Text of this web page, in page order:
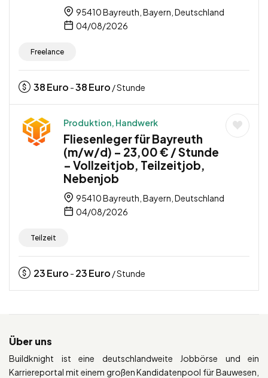
95410 Bayreuth, Bayern, Deutschland
04/08/2026
Freelance
38Euro -38Euro / Stunde
Produktion, Handwerk
Fliesenleger für Bayreuth
(m/w/d) – 23,00 € / Stunde
– Vollzeitjob, Teilzeitjob,
Nebenjob
95410 Bayreuth, Bayern, Deutschland
04/08/2026
Teilzeit
23Euro - 23Euro / Stunde
Über uns
Buildknight ist eine deutschlandweite Jobbörse und ein
Karriereportal mit einem großen Kandidatenpool für Bauwesen,